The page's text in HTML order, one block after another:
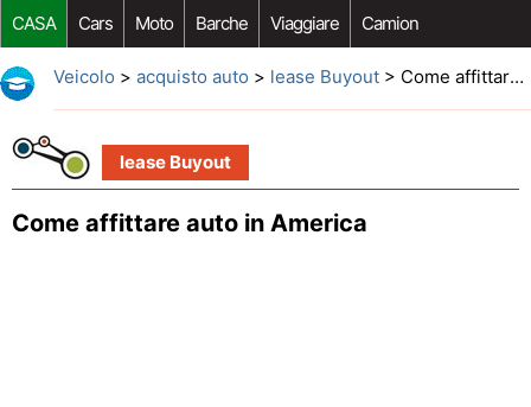
CASA Cars Moto Barche Viaggiare Camion
Riparazione Auto Acquisto Auto Car Opzioni Aftermarket
Veicolo > acquisto auto > lease Buyout> Come affittare auto in America
lease Buyout
Come affittare auto in America